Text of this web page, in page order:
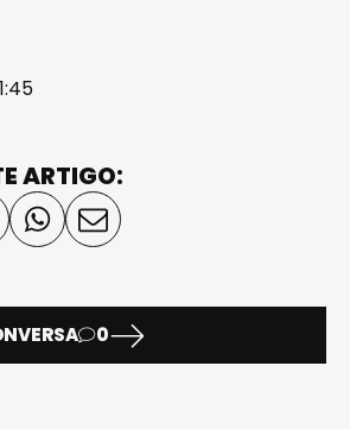
ARTIGO:
0